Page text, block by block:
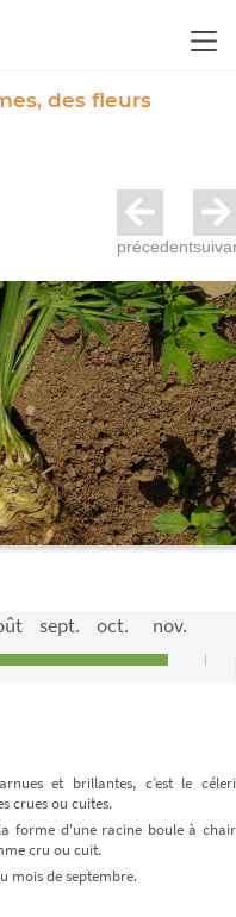
des fleurs
précedent
sept. oct. nov.
et brillantes, c’est le céleri
crues ou cuites.
forme d'une racine boule à chair
cru ou cuit.
mois de septembre.